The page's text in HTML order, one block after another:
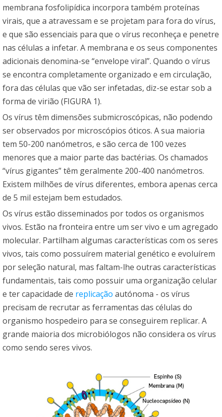
membrana fosfolipídica incorpora também proteínas
virais, que a atravessam e se projetam para fora do vírus,
e que são essenciais para que o vírus reconheça e penetre
nas células a infetar. A membrana e os seus componentes
adicionais denomina-se “envelope viral”. Quando o vírus
se encontra completamente organizado e em circulação,
fora das células que vão ser infetadas, diz-se estar sob a
forma de virião (FIGURA 1).
Os vírus têm dimensões submicroscópicas, não podendo
ser observados por microscópios óticos. A sua maioria
tem 50-200 nanómetros, e são cerca de 100 vezes
menores que a maior parte das bactérias. Os chamados
“vírus gigantes” têm geralmente 200-400 nanómetros.
Existem milhões de vírus diferentes, embora apenas cerca
de 5 mil estejam bem estudados.
Os vírus estão disseminados por todos os organismos
vivos. Estão na fronteira entre um ser vivo e um agregado
molecular. Partilham algumas características com os seres
vivos, tais como possuírem material genético e evoluírem
por seleção natural, mas faltam-lhe outras características
fundamentais, tais como possuir uma organização celular
e ter capacidade de replicação autónoma - os vírus
precisam de recrutar as ferramentas das células do
organismo hospedeiro para se conseguirem replicar. A
grande maioria dos microbiólogos não considera os vírus
como sendo seres vivos.